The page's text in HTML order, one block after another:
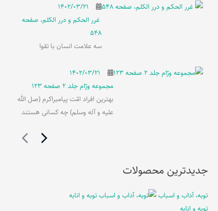
۱۴۰۲/۰۳/۲۱
غرر الحکم و درر الکلم، صفحه
548
سه علامت انسان با تقوا
۱۴۰۲/۰۳/۲۱
مجموعه ورّام جلد 2 صفحه 123
بهترین افراد امّت پیامبراکرم (صل الله
علیه و آله وسلم) چه کسانی هستند
جدیدترین محصولات
توبه، آداب و اسباب
توبه و انابه